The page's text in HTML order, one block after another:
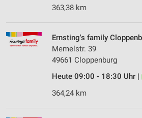
363,38 km
Ernsting's family
Memelstr. 39
49661 Cloppenburg
Heute 09:00 - 18:30 Uhr |
364,24 km